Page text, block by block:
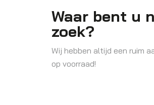
Waar bent u
zoek?
Wij hebben altijd een ruim
op voorraad!